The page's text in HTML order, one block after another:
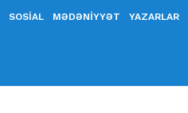
SOSİAL MƏDƏNİYYƏT YAZARLAR